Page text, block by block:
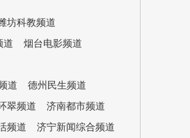
坊科教频道
道
烟台电影频道
道
德州民生频道
翠频道
济南都市频道
频道
济宁新闻综合频道